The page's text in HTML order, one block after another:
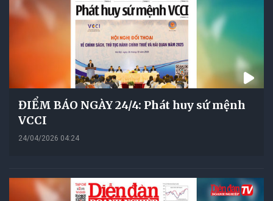
ĐIỂM BÁO NGÀY 24/4: Phát huy sứ mệnh
VCCI
24/04/2026 04:24